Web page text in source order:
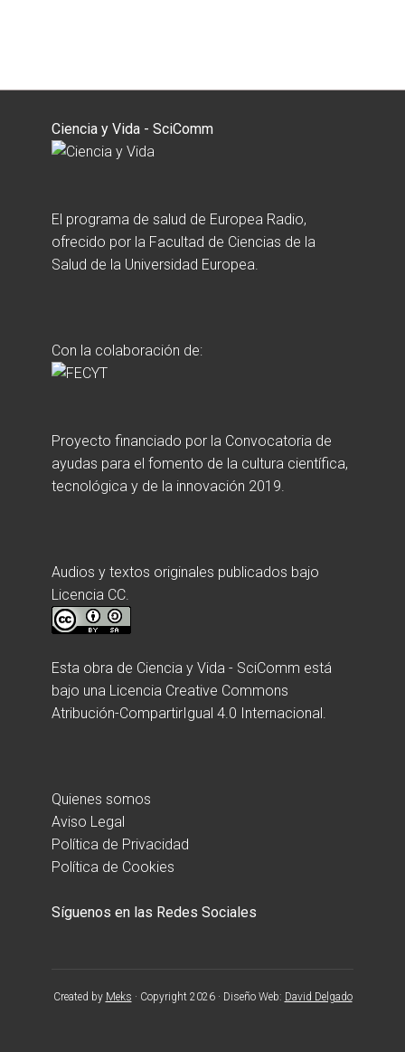
Ciencia y Vida - SciComm
El programa de salud de Europea Radio,
ofrecido por la Facultad de Ciencias de la
Salud de la Universidad Europea.
Con la colaboración de:
Proyecto financiado por la Convocatoria de
ayudas para el fomento de la cultura científica,
tecnológica y de la innovación 2019.
Audios y textos originales publicados bajo
Licencia CC.
Esta obra de Ciencia y Vida - SciComm está
bajo una Licencia Creative Commons
Atribución-CompartirIgual 4.0 Internacional.
Quienes somos
Aviso Legal
Política de Privacidad
Política de Cookies
Síguenos en las Redes Sociales
Created by Meks · Copyright 2026 · Diseño Web: David Delgado